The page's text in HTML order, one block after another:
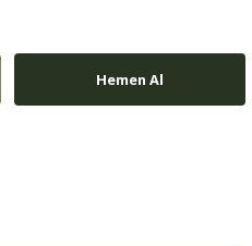
Hemen Al